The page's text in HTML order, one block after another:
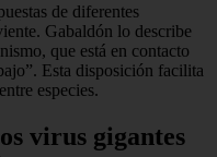
de diferentes
Gabaldón lo describe
que está en contacto
Esta disposición facilita
especies.
virus gigantes